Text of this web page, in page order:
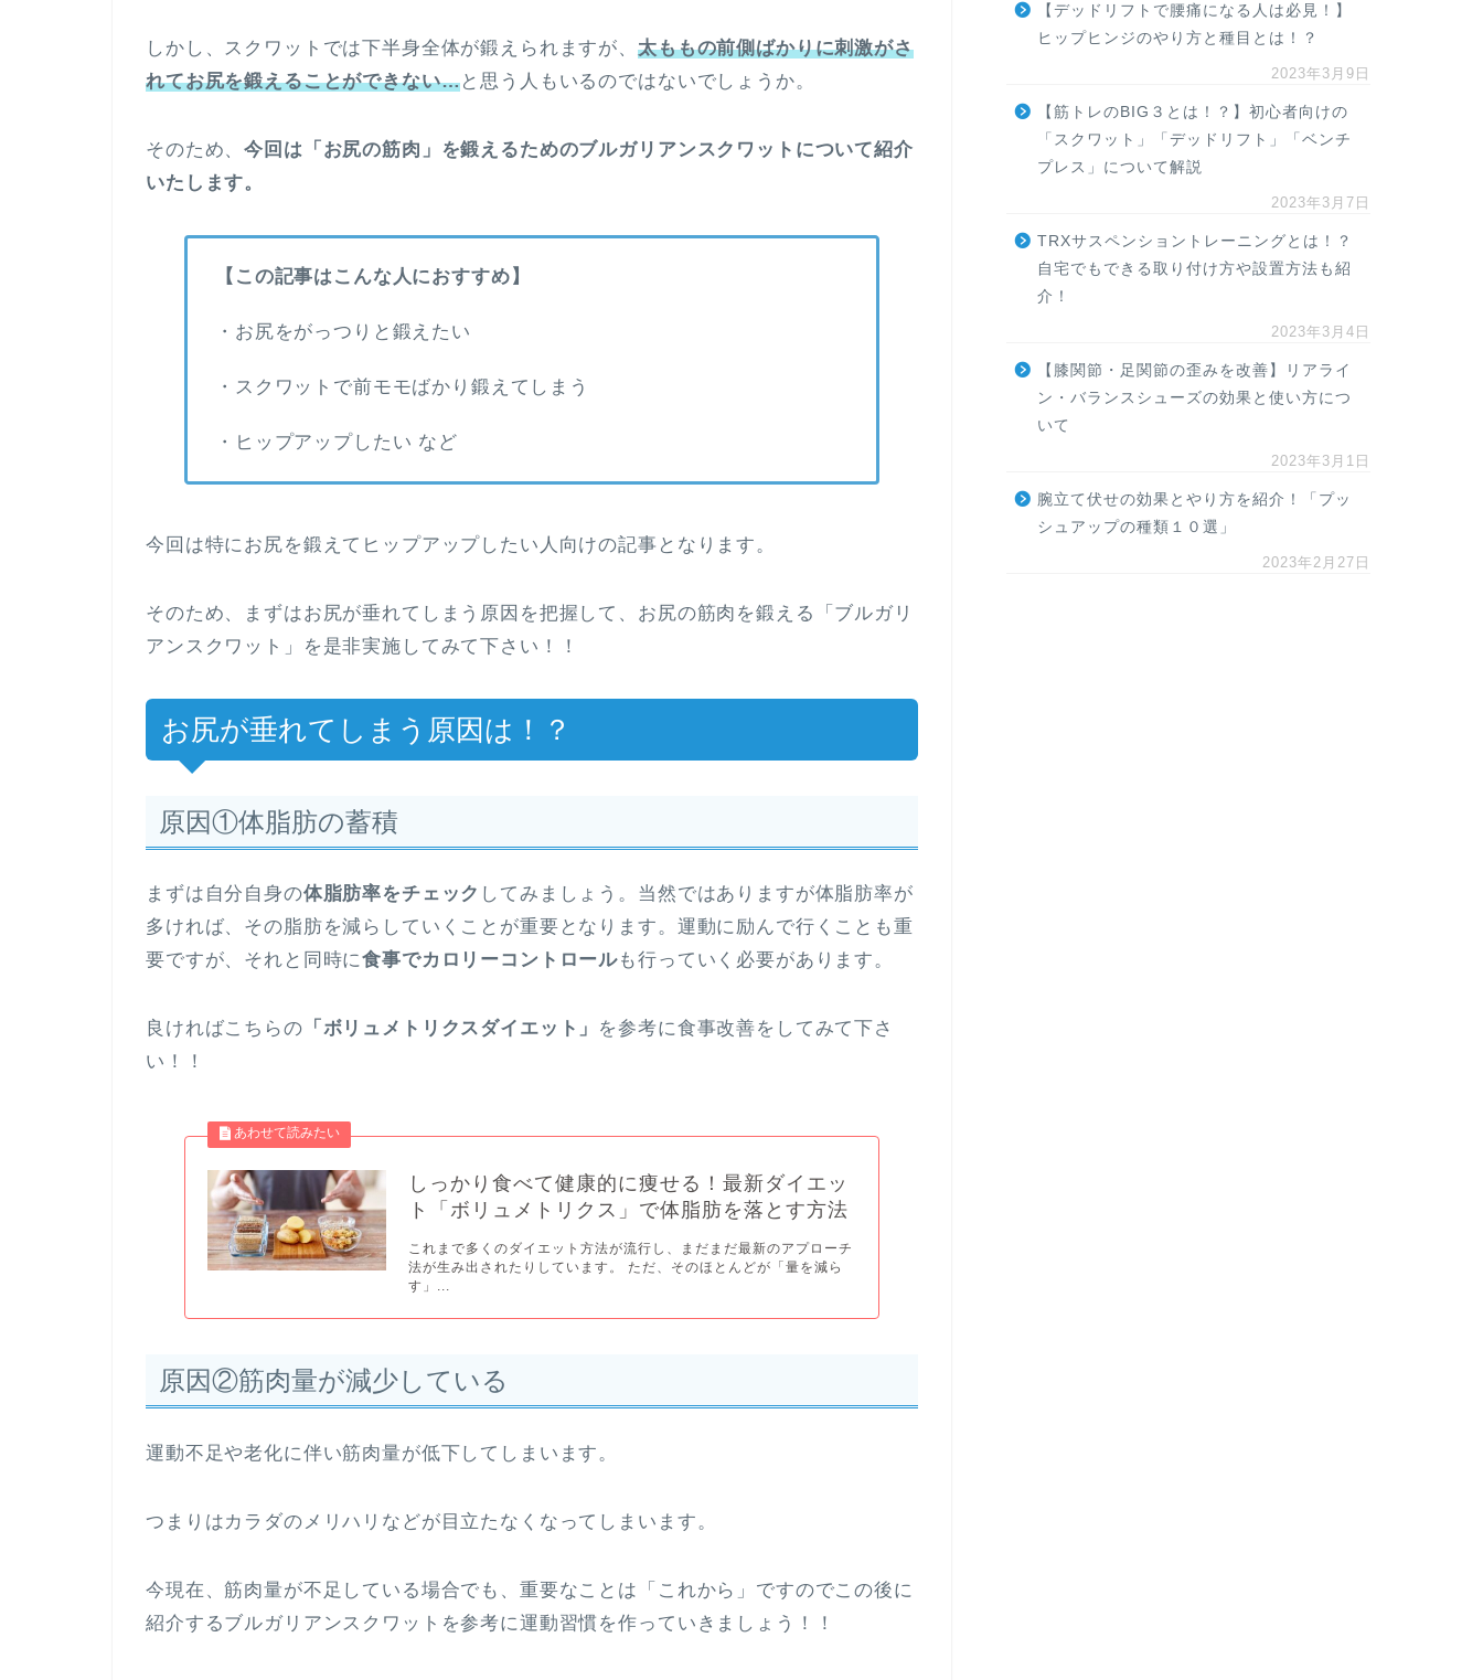
しかし、スクワットでは下半身全体が鍛えられますが、 太ももの前側ばかりに刺激がさ
れてお尻を鍛えることができない…と思う人もいるのではないでしょうか。
そのため、今回は「お尻の筋肉」を鍛えるためのブルガリアンスクワットについて紹介
いたします。
【この記事はこんな人におすすめ】
・お尻をがっつりと鍛えたい
・スクワットで前モモばかり鍛えてしまう
・ヒップアップしたい など
今回は特にお尻を鍛えてヒップアップしたい人向けの記事となります。
そのため、まずはお尻が垂れてしまう原因を把握して、お尻の筋肉を鍛える「ブルガリ
アンスクワット」を是非実施してみて下さい！！
お尻が垂れてしまう原因は！？
原因①体脂肪の蓄積
まずは自分自身の体脂肪率をチェック してみましょう。当然ではありますが体脂肪率が
多ければ、その脂肪を減らしていくことが重要となります。運動に励んで行くことも重
要ですが、それと同時に食事でカロリーコントロールも行っていく必要があります。
良ければこちらの 「ボリュメトリクスダイエット」 を参考に食事改善をしてみて下さ
い！！
しっかり食べて健康的に痩せる！最新ダイエッ
ト「ボリュメトリクス」で体脂肪を落とす方法
これまで多くのダイエット方法が流行し、まだまだ最新のアプローチ
法が生み出されたりしています。 ただ、そのほとんどが「量を減ら
す」...
原因②筋肉量が減少している
運動不足や老化に伴い筋肉量が低下してしまいます。
つまりはカラダのメリハリなどが目立たなくなってしまいます。
今現在、筋肉量が不足している場合でも、重要なことは「これから」ですのでこの後に
紹介するブルガリアンスクワットを参考に運動習慣を作っていきましょう！！
【デッドリフトで腰痛になる人は必見！】
ヒップヒンジのやり方と種目とは！？
2023年3月9日
【筋トレのBIG３とは！？】初心者向けの
「スクワット」「デッドリフト」「ベンチ
プレス」について解説
2023年3月7日
TRXサスペンショントレーニングとは！？
自宅でもできる取り付け方や設置方法も紹
介！
2023年3月4日
【膝関節・足関節の歪みを改善】リアライ
ン・バランスシューズの効果と使い方につ
いて
2023年3月1日
腕立て伏せの効果とやり方を紹介！「プッ
シュアップの種類１０選」
2023年2月27日